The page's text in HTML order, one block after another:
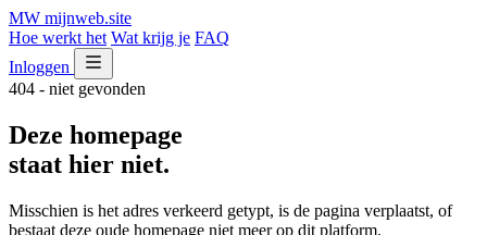
MW mijnweb.site
Hoe werkt het Wat krijg je FAQ
Inloggen
404 - niet gevonden
Deze homepage
staat hier niet.
Misschien is het adres verkeerd getypt, is de pagina verplaatst, of
bestaat deze oude homepage niet meer op dit platform.